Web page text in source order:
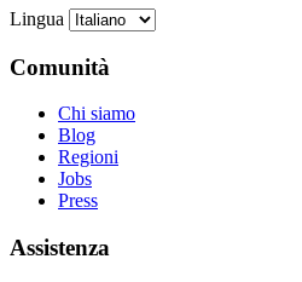
Lingua
Comunità
Chi siamo
Blog
Regioni
Jobs
Press
Assistenza